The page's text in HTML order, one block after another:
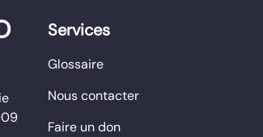
Services
Glossaire
Nous contacter
Faire un don